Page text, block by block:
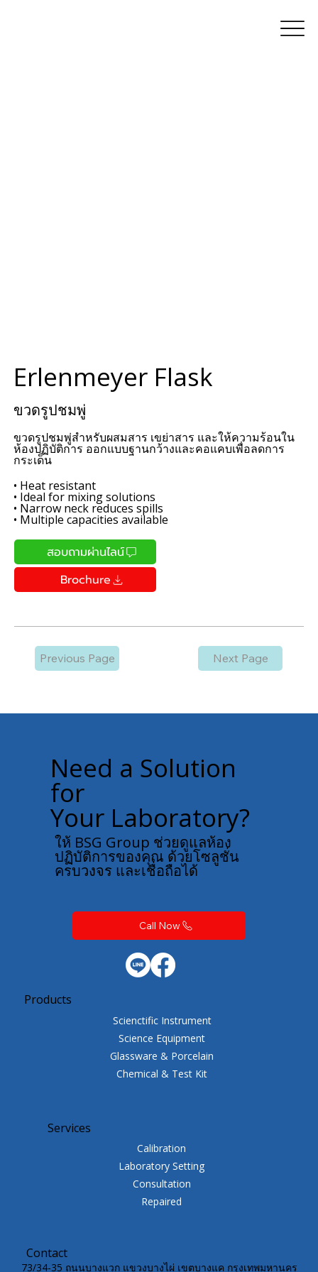
Erlenmeyer Flask
ขวดรูปชมพู่
ขวดรูปชมพู่สำหรับผสมสาร เขย่าสาร และให้ความร้อนใน
ห้องปฏิบัติการ ออกแบบฐานกว้างและคอแคบเพื่อลดการ
กระเด็น
• Heat resistant
• Ideal for mixing solutions
• Narrow neck reduces spills
• Multiple capacities available
สอบถามผ่านไลน์
Brochure
Previous Page Next Page
Need a Solution
for
Your Laboratory?
ให้ BSG Group ช่วยดูแลห้อง
ปฏิบัติการของคุณ ด้วยโซลูชั่น
ครบวงจร และเชื่อถือได้
Call Now
Products
Scienctific Instrument
Science Equipment
Glassware & Porcelain
Chemical & Test Kit
Services
Calibration
Laboratory Setting
Consultation
Repaired
Contact
73/34-35 ถนนบางแวก แขวงบางไผ่ เขตบางแค กรุงเทพมหานคร